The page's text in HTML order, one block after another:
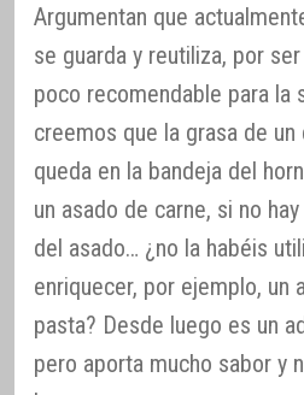
Argumentan que
se guarda y reutiliza, por
poco recomendable para la
creemos que la grasa de
queda en la bandeja del
un asado de carne, si no
del asado… ¿no la habéis
enriquecer, por ejemplo, un
pasta? Desde luego es un
pero aporta mucho sabor y